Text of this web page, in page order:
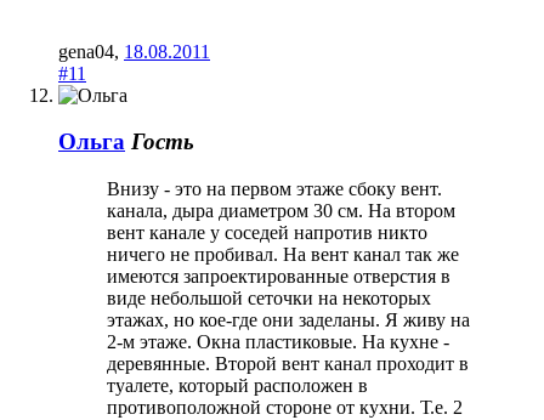
gena04, 18.08.2011
#11
Ольга Гость
Внизу - это на первом этаже сбоку вент.
канала, дыра диаметром 30 см. На втором
вент канале у соседей напротив никто
ничего не пробивал. На вент канал так же
имеются запроектированные отверстия в
виде небольшой сеточки на некоторых
этажах, но кое-где они заделаны. Я живу на
2-м этаже. Окна пластиковые. На кухне -
деревянные. Второй вент канал проходит в
туалете, который расположен в
противоположной стороне от кухни. Т.е. 2